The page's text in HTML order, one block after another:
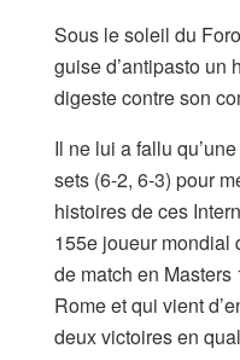
Sous le soleil du
guise d’antipasto un
digeste contre son
Il ne lui a fallu
sets (6-2, 6-3) pour
histoires de ces
155e joueur mondial
de match en
Rome et qui vient
deux victoires en